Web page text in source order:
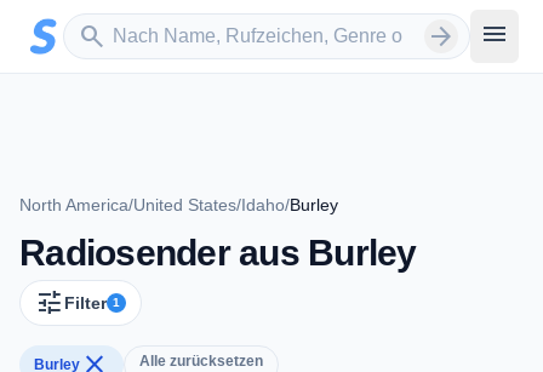
Zum Hauptinhalt springen
search
Sender suchen arrow_forward menu
North America/United States/Idaho/Burley
Radiosender aus Burley
tune Filter 1
Burley close Alle zurücksetzen